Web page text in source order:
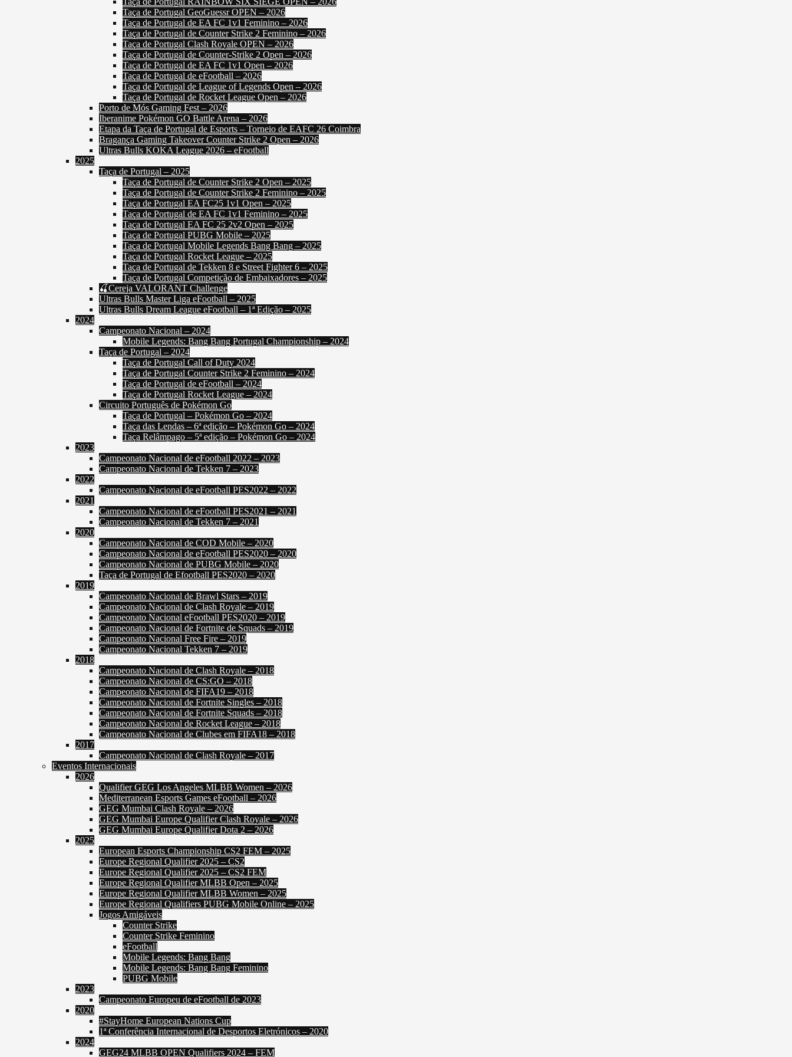
Taça de Portugal GeoGuessr OPEN – 2026
Taça de Portugal de EA FC 1v1 Feminino – 2026
Taça de Portugal de Counter Strike 2 Feminino – 2026
Taça de Portugal Clash Royale OPEN – 2026
Taça de Portugal de Counter-Strike 2 Open – 2026
Taça de Portugal de EA FC 1v1 Open – 2026
Taça de Portugal de eFootball – 2026
Taça de Portugal de League of Legends Open – 2026
Taça de Portugal de Rocket League Open – 2026
Porto de Mós Gaming Fest – 2026
Iberanime Pokémon GO Battle Arena – 2026
Etapa da Taça de Portugal de Esports – Torneio de EAFC 26 Coimbra
Bragança Gaming Takeover Counter Strike 2 Open – 2026
Ultras Bulls KOKA League 2026 – eFootball
2025
Taça de Portugal – 2025
Taça de Portugal de Counter Strike 2 Open – 2025
Taça de Portugal de Counter Strike 2 Feminino – 2025
Taça de Portugal EA FC25 1v1 Open – 2025
Taça de Portugal de EA FC 1v1 Feminino – 2025
Taça de Portugal EA FC 25 2v2 Open – 2025
Taça de Portugal PUBG Mobile – 2025
Taça de Portugal Mobile Legends Bang Bang – 2025
Taça de Portugal Rocket League – 2025
Taça de Portugal de Tekken 8 e Street Fighter 6 – 2025
Taça de Portugal Competição de Embaixadores – 2025
🍒Cereja VALORANT Challenge
Ultras Bulls Master Liga eFootball – 2025
Ultras Bulls Dream League eFootball – 1ª Edição – 2025
2024
Campeonato Nacional – 2024
Mobile Legends: Bang Bang Portugal Championship – 2024
Taça de Portugal – 2024
Taça de Portugal Call of Duty 2024
Taça de Portugal Counter Strike 2 Feminino – 2024
Taça de Portugal de eFootball – 2024
Taça de Portugal Rocket League – 2024
Circuito Português de Pokémon Go
Taça de Portugal – Pokémon Go – 2024
Taça das Lendas – 6ª edição – Pokémon Go – 2024
Taça Relâmpago – 5ª edição – Pokémon Go – 2024
2023
Campeonato Nacional de eFootball 2022 – 2023
Campeonato Nacional de Tekken 7 – 2023
2022
Campeonato Nacional de eFootball PES2022 – 2022
2021
Campeonato Nacional de eFootball PES2021 – 2021
Campeonato Nacional de Tekken 7 – 2021
2020
Campeonato Nacional de COD Mobile – 2020
Campeonato Nacional de eFootball PES2020 – 2020
Campeonato Nacional de PUBG Mobile – 2020
Taça de Portugal de Efootball PES2020 – 2020
2019
Campeonato Nacional de Brawl Stars – 2019
Campeonato Nacional de Clash Royale – 2019
Campeonato Nacional eFootball PES2020 – 2019
Campeonato Nacional de Fortnite de Squads – 2019
Campeonato Nacional Free Fire – 2019
Campeonato Nacional Tekken 7 – 2019
2018
Campeonato Nacional de Clash Royale – 2018
Campeonato Nacional de CS:GO – 2018
Campeonato Nacional de FIFA19 – 2018
Campeonato Nacional de Fortnite Singles – 2018
Campeonato Nacional de Fortnite Squads – 2018
Campeonato Nacional de Rocket League – 2018
Campeonato Nacional de Clubes em FIFA18 – 2018
2017
Campeonato Nacional de Clash Royale – 2017
Eventos Internacionais
2026
Qualifier GEG Los Angeles MLBB Women – 2026
Mediterranean Esports Games eFootball – 2026
GEG Mumbai Clash Royale – 2026
GEG Mumbai Europe Qualifier Clash Royale – 2026
GEG Mumbai Europe Qualifier Dota 2 – 2026
2025
European Esports Championship CS2 FEM – 2025
Europe Regional Qualifier 2025 – CS2
Europe Regional Qualifier 2025 – CS2 FEM
Europe Regional Qualifier MLBB Open – 2025
Europe Regional Qualifier MLBB Women – 2025
Europe Regional Qualifiers PUBG Mobile Online – 2025
Jogos Amigáveis
Counter Strike
Counter Strike Feminino
eFootball
Mobile Legends: Bang Bang
Mobile Legends: Bang Bang Feminino
PUBG Mobile
2023
Campeonato Europeu de eFootball de 2023
2020
#StayHome European Nations Cup
1ª Conferência Internacional de Desportos Eletrónicos – 2020
2024
GEG24 MLBB OPEN Qualifiers 2024 – FEM